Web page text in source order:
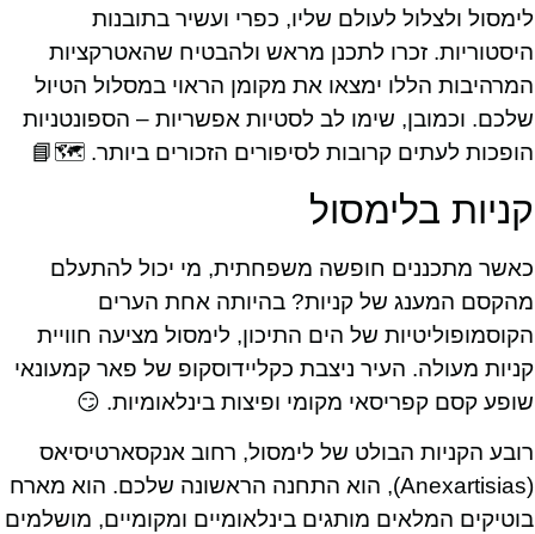
לימסול ולצלול לעולם שליו, כפרי ועשיר בתובנות
היסטוריות. זכרו לתכנן מראש ולהבטיח שהאטרקציות
המרהיבות הללו ימצאו את מקומן הראוי במסלול הטיול
שלכם. וכמובן, שימו לב לסטיות אפשריות – הספונטניות
הופכות לעתים קרובות לסיפורים הזכורים ביותר. 🗺️📘
קניות בלימסול
כאשר מתכננים חופשה משפחתית, מי יכול להתעלם
מהקסם המענג של קניות? בהיותה אחת הערים
הקוסמופוליטיות של הים התיכון, לימסול מציעה חוויית
קניות מעולה. העיר ניצבת כקליידוסקופ של פאר קמעונאי
שופע קסם קפריסאי מקומי ופיצות בינלאומיות. 😏
רובע הקניות הבולט של לימסול, רחוב אנקסארטיסיאס
(Anexartisias), הוא התחנה הראשונה שלכם. הוא מארח
בוטיקים המלאים מותגים בינלאומיים ומקומיים, מושלמים